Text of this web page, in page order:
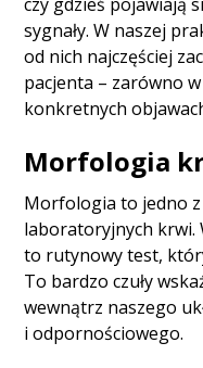
sygnały. W naszej
od nich najczęściej
pacjenta – zarówno
konkretnych
Morfologia
Morfologia to jedno z
laboratoryjnych krwi.
to rutynowy test,
To bardzo czuły
wewnątrz naszego
i odpornościowego.